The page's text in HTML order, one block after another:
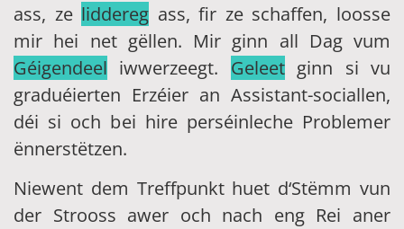
ass, ze liddereg ass, fir ze schaffen, loosse
mir hei net gëllen. Mir ginn all Dag vum
Géigendeel iwwerzeegt. Geleetginn si vu
graduéierten Erzéier an Assistant-sociallen,
déi si och bei hire perséinleche Problemer
ënnerstëtzen.
Niewent dem Treffpunkt huet d‘Stëmm vun
der Strooss awer och nach eng Rei aner